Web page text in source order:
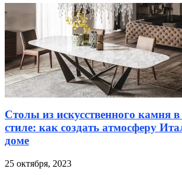
Столы из искусственного камня
стиле: как создать атмосферу
доме
25 октября, 2023